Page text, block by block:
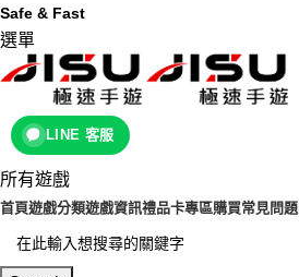
Safe & Fast
選單
LINE 客服
所有遊戲
首頁遊戲分類遊戲資訊禮品卡專區購買常見問題